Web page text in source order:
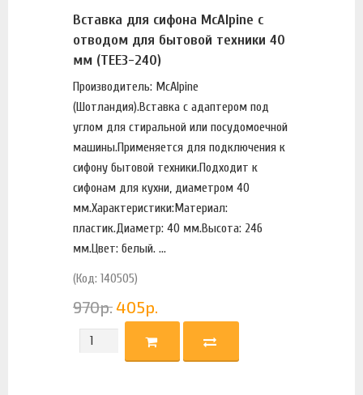
Вставка для сифона McAlpine с
отводом для бытовой техники 40
мм (TEE3-240)
Производитель: McAlpine
(Шотландия).Вставка с адаптером под
углом для стиральной или посудомоечной
машины.Применяется для подключения к
сифону бытовой техники.Подходит к
сифонам для кухни, диаметром 40
мм.Характеристики:Материал:
пластик.Диаметр: 40 мм.Высота: 246
мм.Цвет: белый. ...
(Код: 140505)
970р.405р.